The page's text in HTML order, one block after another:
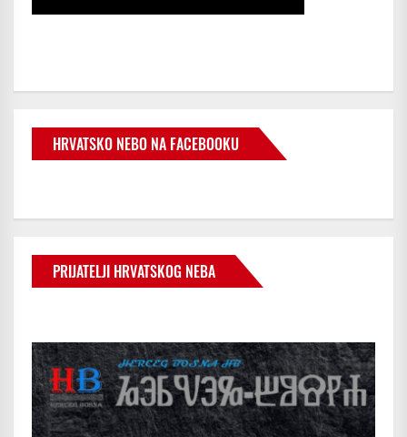
HRVATSKO NEBO NA FACEBOOKU
PRIJATELJI HRVATSKOG NEBA